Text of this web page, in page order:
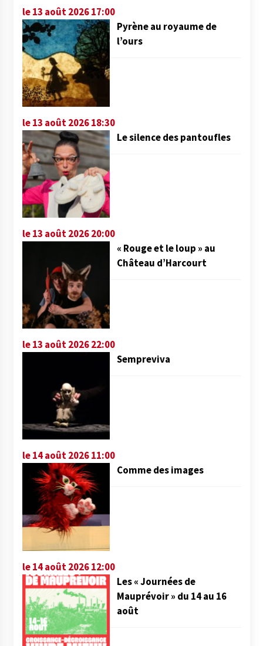
le 13 août 2026 17:00
Pyrène au royaume de
l’ours
le 13 août 2026 18:30
Le silence des pantoufles
le 13 août 2026 20:00
« Rouge et le loup » au
Château d’Harcourt
le 13 août 2026 22:00
Sempreviva
le 14 août 2026 11:00
Comme des images
le 14 août 2026 12:00
Les « Journées de
Mauprévoir » du 14 au 16
août